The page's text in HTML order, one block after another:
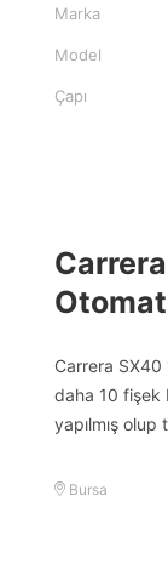
Marka
Model
Çapı
Carrera SX40
daha 10 fişek
yapılmış olup
Bursa